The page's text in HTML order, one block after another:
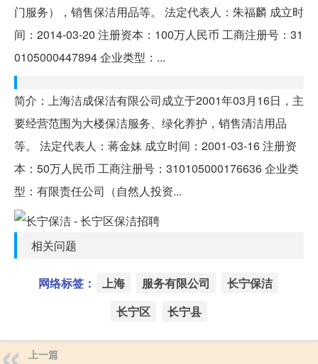
门服务），销售保洁用品等。 法定代表人：朱福麟 成立时
间：2014-03-20 注册资本：100万人民币 工商注册号：31
0105000447894 企业类型：...
简介：上海洁成保洁有限公司成立于2001年03月16日，主
要经营范围为大楼保洁服务、绿化养护，销售清洁用品
等。 法定代表人：蒋金妹 成立时间：2001-03-16 注册资
本：50万人民币 工商注册号：310105000176636 企业类
型：有限责任公司（自然人投资...
相关问题
网络标签： 上海 服务有限公司
长宁保洁
长宁区
长宁县
上一篇